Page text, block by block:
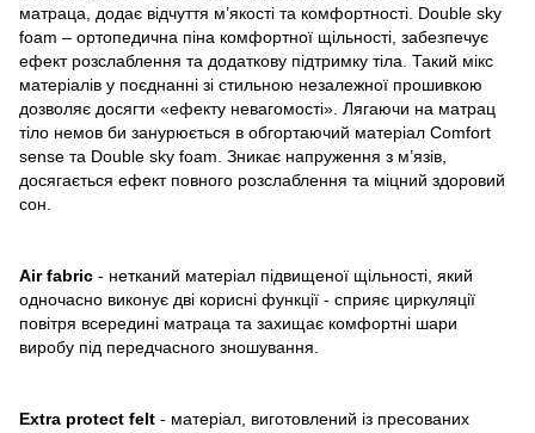
матраца, додає відчуття м’якості та комфортності. Double sky
foam – ортопедична піна комфортної щільності, забезпечує
ефект розслаблення та додаткову підтримку тіла. Такий мікс
матеріалів у поєднанні зі стильною незалежної прошивкою
дозволяє досягти «ефекту невагомості». Лягаючи на матрац
тіло немов би занурюється в обгортаючий матеріал Comfort
sense та Double sky foam. Зникає напруження з м’язів,
досягається ефект повного розслаблення та міцний здоровий
сон.
Air fabric - нетканий матеріал підвищеної щільності, який
одночасно виконує дві корисні функції - сприяє циркуляції
повітря всередині матраца та захищає комфортні шари
виробу під передчасного зношування.
Extra protect felt - матеріал, виготовлений із пресованих